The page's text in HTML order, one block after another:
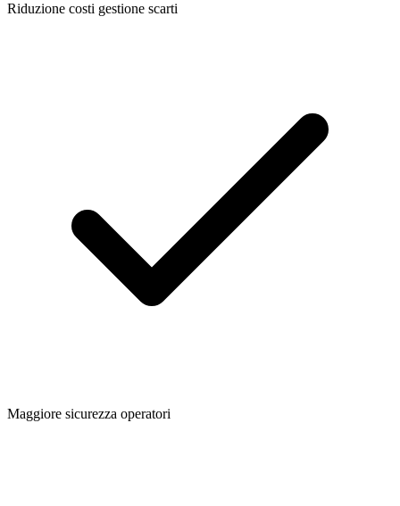
Riduzione costi gestione scarti
Maggiore sicurezza operatori